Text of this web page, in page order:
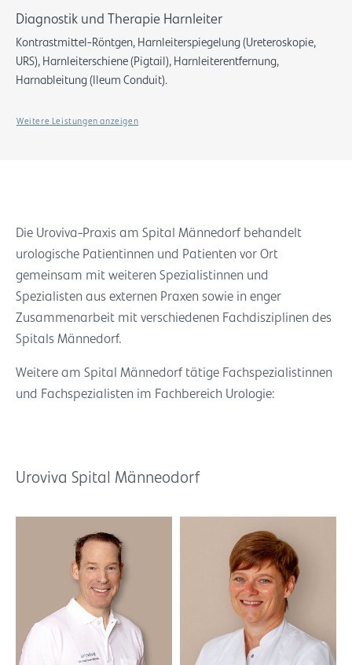
Diagnostik und Therapie Harnleiter
Kontrastmittel-Röntgen, Harnleiterspiegelung (Ureteroskopie,
URS), Harnleiterschiene (Pigtail), Harnleiterentfernung,
Harnableitung (Ileum Conduit).
Weitere Leistungen anzeigen
Die Uroviva-Praxis am Spital Männedorf behandelt
urologische Patientinnen und Patienten vor Ort
gemeinsam mit weiteren Spezialistinnen und
Spezialisten aus externen Praxen sowie in enger
Zusammenarbeit mit verschiedenen Fachdisziplinen des
Spitals Männedorf.
Weitere am Spital Männedorf tätige Fachspezialistinnen
und Fachspezialisten im Fachbereich Urologie:
Uroviva Spital Männeodorf